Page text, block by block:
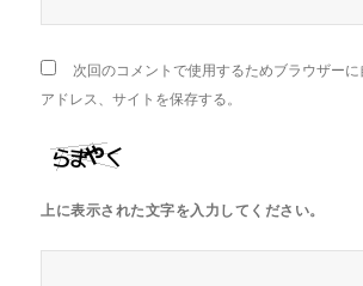
次回のコメントで使用するためブラウザー
アドレス、サイトを保存する。
上に表示された文字を入力してください。